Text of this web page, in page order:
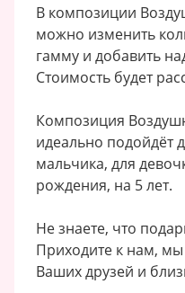
В композиции
можно изменить
гамму и добавить
Стоимость будет
Композиция
идеально подойдёт
мальчика, для
рождения, на 5 лет.
Не знаете, что
Приходите к нам, мы
Ваших друзей и